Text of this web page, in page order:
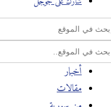
أخبار
مقالات